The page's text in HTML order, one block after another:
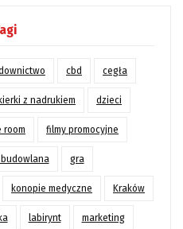
cbd cegła
z nadrukiem dzieci
room filmy promocyjne
gra
konopie medyczne Kraków
labirynt marketing